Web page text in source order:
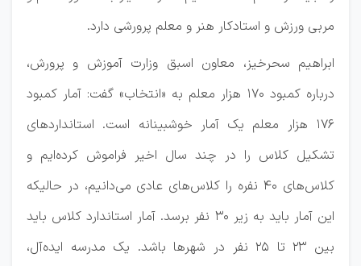
مربی ورزش و استادکار هنر و معلم پرورشی دارد.
ابراهیم سحرخیز، معاون اسبق وزارت آموزش و پرورش،
درباره کمبود ۱۷۰ هزار معلم به «انتخاب» گفت: آمار کمبود
۱۷۶ هزار معلم یک آمار خوشبینانه است. استاندارد‌های
تشکیل کلاس را در چند سال اخیر فراموش کرده‌ایم و
کلاس‌های ۴۰ نفره را کلاس‌های عادی می‌دانیم، در حالیکه
این آمار باید به زیر ۳۰ نفر برسد. آمار استاندارد کلاس باید
بین ۲۳ تا ۲۵ نفر در شهر‌ها باشد. یک مدرسه ایده‌آل،